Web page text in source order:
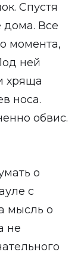
Спустя
дома. Все
момента,
ней
хряща
носа.
обвис.
о
с
мысль о
не